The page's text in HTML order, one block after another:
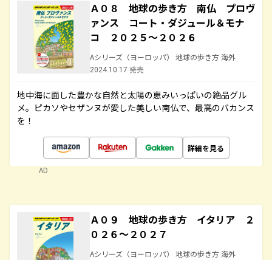
Ａ０８ 地球の歩き方 南仏 プロヴ
ァンス コート・ダジュール＆モナ
コ ２０２５～２０２６
Aシリーズ（ヨーロッパ） 地球の歩き方 海外
2024.10.17 発売
地中海に面した豊かな自然と太陽の恵みいっぱいの絶品グル
メ。ピカソやセザンヌが愛した美しい南仏で、最高のバカンス
を！
詳細を見る
AD
Ａ０９ 地球の歩き方 イタリア ２
０２６～２０２７
Aシリーズ（ヨーロッパ） 地球の歩き方 海外